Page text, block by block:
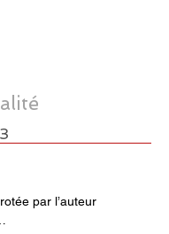
par l’auteur